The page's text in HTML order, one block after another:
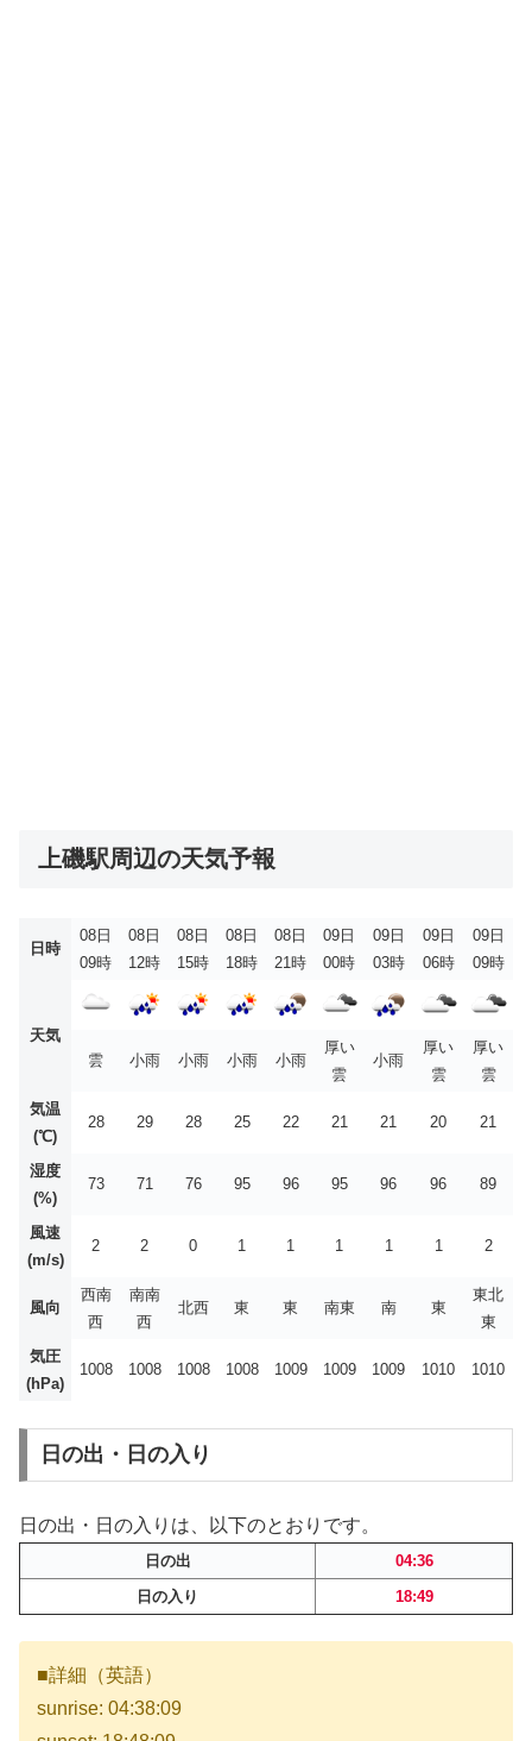
上磯駅周辺の天気予報
日時
08日
09時
08日
12時
08日
15時
08日
18時
08日
21時
09日
00時
09日
03時
09日
06時
09日
09時
天気
雲
小雨 小雨 小雨 小雨
厚い
雲
小雨
厚い
雲
厚い
雲
気温
(℃)
28 29 28 25 22 21 21 20 21
湿度
(%)
73 71 76 95 96 95 96 96 89
風速
(m/s)
2 2 0 1 1 1 1 1 2
風向
西南
西
南南
西
北西 東 東 南東 南 東
東北
東
気圧
(hPa)
1008 1008 1008 1008 1009 1009 1009 1010 1010
日の出・日の入り
日の出・日の入りは、以下のとおりです。
日の出
04:36
日の入り
18:49
■詳細（英語）
sunrise: 04:38:09